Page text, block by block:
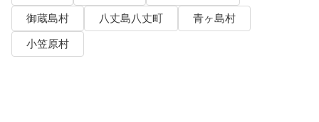
御蔵島村
八丈島八丈町
青ヶ島村
小笠原村